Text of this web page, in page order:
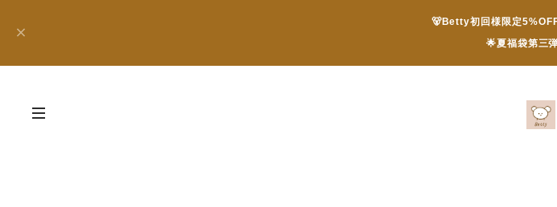
🐻Betty初回様限定
🌟夏福袋第三